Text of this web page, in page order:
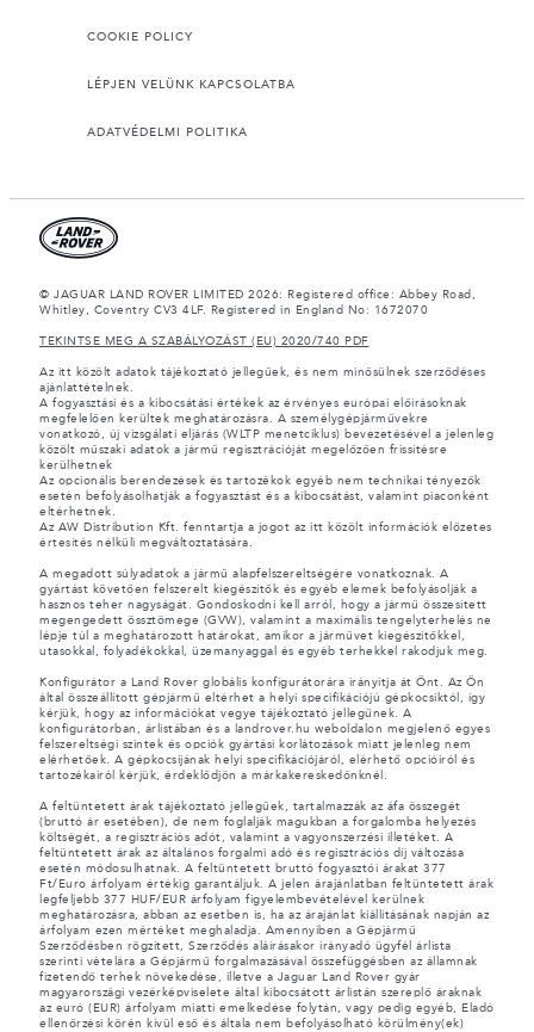
COOKIE POLICY
LÉPJEN VELÜNK KAPCSOLATBA
ADATVÉDELMI POLITIKA
© JAGUAR LAND ROVER LIMITED 2026: Registered office: Abbey Road,
Whitley, Coventry CV3 4LF. Registered in England No: 1672070
TEKINTSE MEG A SZABÁLYOZÁST (EU) 2020/740 PDF
Az itt közölt adatok tájékoztató jellegűek, és nem minősülnek szerződéses
ajánlattételnek.
A fogyasztási és a kibocsátási értékek az érvényes európai előírásoknak
megfelelően kerültek meghatározásra. A személygépjárművekre
vonatkozó, új vizsgálati eljárás (WLTP menetciklus) bevezetésével a jelenleg
közölt műszaki adatok a jármű regisztrációját megelőzően frissítésre
kerülhetnek
Az opcionális berendezések és tartozékok egyéb nem technikai tényezők
esetén befolyásolhatják a fogyasztást és a kibocsátást, valamint piaconként
eltérhetnek.
Az AW Distribution Kft. fenntartja a jogot az itt közölt információk előzetes
értesítés nélküli megváltoztatására.
A megadott súlyadatok a jármű alapfelszereltségére vonatkoznak. A
gyártást követően felszerelt kiegészítők és egyéb elemek befolyásolják a
hasznos teher nagyságát. Gondoskodni kell arról, hogy a jármű összesített
megengedett össztömege (GVW), valamint a maximális tengelyterhelés ne
lépje túl a meghatározott határokat, amikor a járművet kiegészítőkkel,
utasokkal, folyadékokkal, üzemanyaggal és egyéb terhekkel rakodjuk meg.
Konfigurátor a Land Rover globális konfigurátorára irányítja át Önt. Az Ön
által összeállított gépjármű eltérhet a helyi specifikációjú gépkocsiktól, így
kérjük, hogy az információkat vegye tájékoztató jellegűnek. A
konfigurátorban, árlistában és a landrover.hu weboldalon megjelenő egyes
felszereltségi szintek és opciók gyártási korlátozások miatt jelenleg nem
elérhetőek. A gépkocsijának helyi specifikációjáról, elérhető opcióiról és
tartozékairól kérjük, érdeklődjön a márkakereskedőnknél.
A feltüntetett árak tájékoztató jellegűek, tartalmazzák az áfa összegét
(bruttó ár esetében), de nem foglalják magukban a forgalomba helyezés
költségét, a regisztrációs adót, valamint a vagyonszerzési illetéket. A
feltüntetett árak az általános forgalmi adó és regisztrációs díj változása
esetén módosulhatnak. A feltüntetett bruttó fogyasztói árakat 377
Ft/Euro árfolyam értékig garantáljuk. A jelen árajánlatban feltüntetett árak
legfeljebb 377 HUF/EUR árfolyam figyelembevételével kerülnek
meghatározásra, abban az esetben is, ha az árajánlat kiállításának napján az
árfolyam ezen mértéket meghaladja. Amennyiben a Gépjármű
Szerződésben rögzített, Szerződés aláírásakor irányadó ügyfél árlista
szerinti vételára a Gépjármű forgalmazásával összefüggésben az államnak
fizetendő terhek növekedése, illetve a Jaguar Land Rover gyár
magyarországi vezérképviselete által kibocsátott árlistán szereplő áraknak
az euró (EUR) árfolyam miatti emelkedése folytán, vagy pedig egyéb, Eladó
ellenőrzési körén kívül eső és általa nem befolyásolható körülmény(ek)